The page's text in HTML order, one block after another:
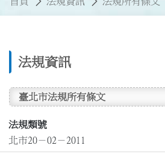
法規資訊
臺北市法規所有條文
法規類號
北市20－02－2011